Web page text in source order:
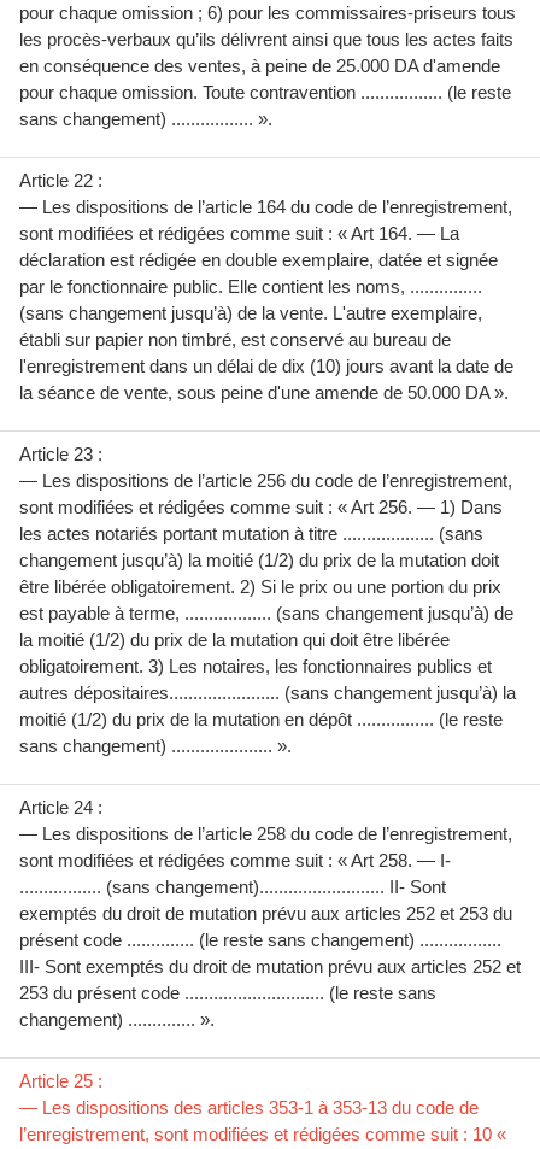
pour chaque omission ; 6) pour les commissaires-priseurs tous
les procès-verbaux qu’ils délivrent ainsi que tous les actes faits
en conséquence des ventes, à peine de 25.000 DA d'amende
pour chaque omission. Toute contravention ................. (le reste
sans changement) ................. ».
Article 22 :
— Les dispositions de l’article 164 du code de l’enregistrement,
sont modifiées et rédigées comme suit : « Art 164. — La
déclaration est rédigée en double exemplaire, datée et signée
par le fonctionnaire public. Elle contient les noms, ...............
(sans changement jusqu’à) de la vente. L'autre exemplaire,
établi sur papier non timbré, est conservé au bureau de
l'enregistrement dans un délai de dix (10) jours avant la date de
la séance de vente, sous peine d'une amende de 50.000 DA ».
Article 23 :
— Les dispositions de l’article 256 du code de l’enregistrement,
sont modifiées et rédigées comme suit : « Art 256. — 1) Dans
les actes notariés portant mutation à titre ................... (sans
changement jusqu’à) la moitié (1/2) du prix de la mutation doit
être libérée obligatoirement. 2) Si le prix ou une portion du prix
est payable à terme, .................. (sans changement jusqu’à) de
la moitié (1/2) du prix de la mutation qui doit être libérée
obligatoirement. 3) Les notaires, les fonctionnaires publics et
autres dépositaires....................... (sans changement jusqu’à) la
moitié (1/2) du prix de la mutation en dépôt ................ (le reste
sans changement) ..................... ».
Article 24 :
— Les dispositions de l’article 258 du code de l’enregistrement,
sont modifiées et rédigées comme suit : « Art 258. — I-
................. (sans changement).......................... II- Sont
exemptés du droit de mutation prévu aux articles 252 et 253 du
présent code .............. (le reste sans changement) .................
III- Sont exemptés du droit de mutation prévu aux articles 252 et
253 du présent code ............................. (le reste sans
changement) .............. ».
Article 25 :
— Les dispositions des articles 353-1 à 353-13 du code de
l’enregistrement, sont modifiées et rédigées comme suit : 10 «